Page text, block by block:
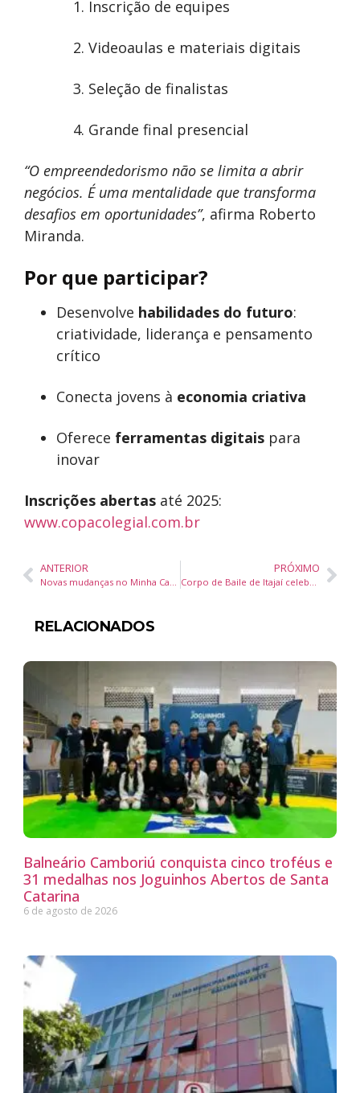
Inscrição de equipes
Videoaulas e materiais digitais
Seleção de finalistas
Grande final presencial
“O empreendedorismo não se limita a abrir
negócios. É uma mentalidade que transforma
desafios em oportunidades”, afirma Roberto
Miranda.
Por que participar?
Desenvolve habilidades do futuro:
criatividade, liderança e pensamento
crítico
Conecta jovens à economia criativa
Oferece ferramentas digitais para
inovar
Inscrições abertas até 2025:
www.copacolegial.com.br
ANTERIOR
Novas mudanças no Minha Casa, Minha Vida 3% das moradias serão para pessoas em situação de rua e nova faixa para classe média até R$ 12 mil
PRÓXIMO
Corpo de Baile de Itajaí celebra Dia Internacional da Dança com aula aberta gratuita
RELACIONADOS
Balneário Camboriú conquista cinco troféus e
31 medalhas nos Joguinhos Abertos de Santa
Catarina
6 de agosto de 2026